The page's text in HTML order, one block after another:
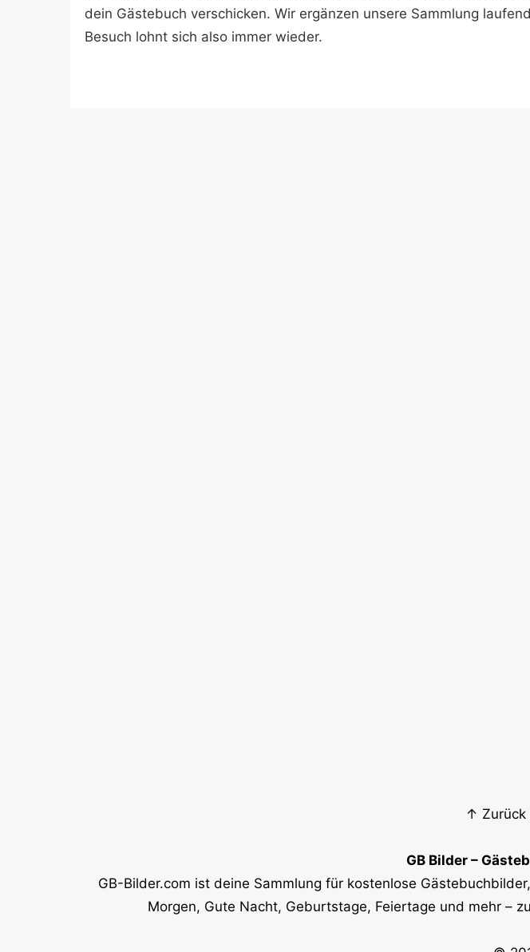
dein Gästebuch verschicken. Wir ergänzen unsere Sammlung
Besuch lohnt sich also immer wieder.
↑ Zurück
GB Bilder –
GB-Bilder.com ist deine Sammlung für kostenlose
Morgen, Gute Nacht, Geburtstage, Feiertage und mehr –